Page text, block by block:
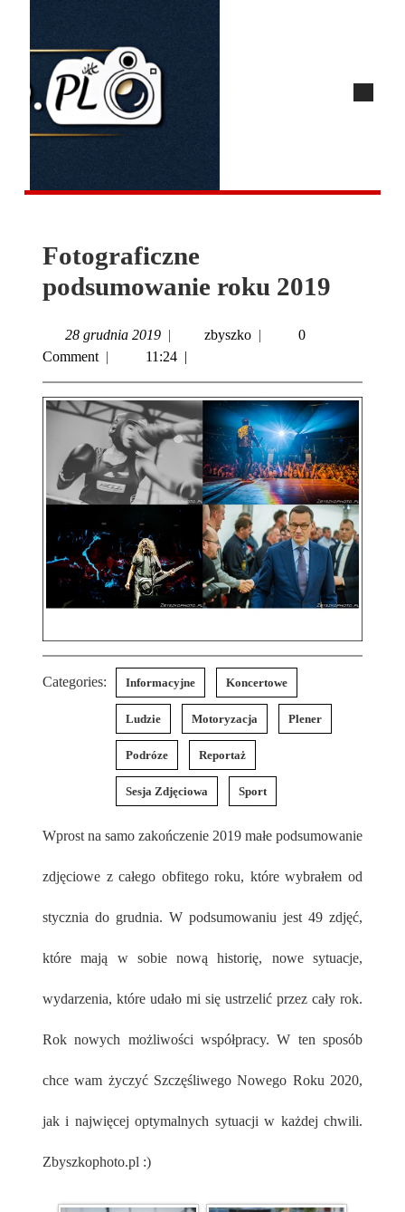
Fotograficzne
podsumowanie roku 2019
28 grudnia 2019 | zbyszko |
0
Comment | 11:24 |
Categories: Informacyjne Koncertowe
Ludzie Motoryzacja Plener
Podróze Reportaż
Sesja Zdjęciowa Sport
Wprost na samo zakończenie 2019 małe podsumowanie
zdjęciowe z całego obfitego roku, które wybrałem od
stycznia do grudnia. W podsumowaniu jest 49 zdjęć,
które mają w sobie nową historię, nowe sytuacje,
wydarzenia, które udało mi się ustrzelić przez cały rok.
Rok nowych możliwości współpracy. W ten sposób
chce wam życzyć Szczęśliwego Nowego Roku 2020,
jak i najwięcej optymalnych sytuacji w każdej chwili.
Zbyszkophoto.pl :)